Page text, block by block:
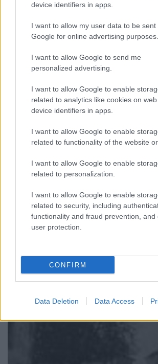
device identifiers in apps.
I want to allow my user data to be sent
Google for online advertising purposes.
I want to allow Google to send me
personalized advertising.
I want to allow Google to enable
related to analytics like cookies on
device identifiers in apps.
I want to allow Google to enable
related to functionality of the website or
I want to allow Google to enable
related to personalization.
I want to allow Google to enable
related to security, including
functionality and fraud prevention, and
user protection.
CONFIRM
Data Deletion Data Access
„Ezek már nem érzik
osztrák császársághoz
tartozóknak...”
Király Iván honvéd tüzértiszt első
hagyatéka – 37. rész 1918. november
visszavonuló tüzéralakulata egész
Creda mellett, ami már az olaszok
túloldalára esett. Itt értesültek róla,
nagyrésze nem jutott át, s a